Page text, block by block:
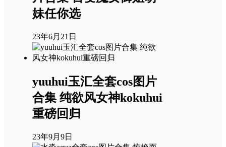
妹任你选
23年6月21日
yuuhui玉汇全套cos图片
合集 纯欲风女神kokuhui
重磅回归
23年9月9日